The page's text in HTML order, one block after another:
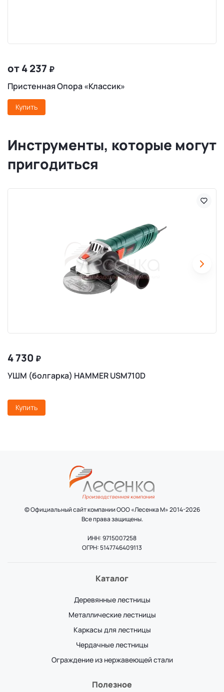
от 4 237 ₽
Пристенная Опора «Классик»
Купить
Инструменты, которые могут
пригодиться
4 730 ₽
УШМ (болгарка) HAMMER USM710D
Купить
© Официальный сайт компании ООО «Лесенка М» 2014-2026
Все права защищены.
ИНН: 9715007258
ОГРН: 5147746409113
Каталог
Деревянные лестницы
Металлические лестницы
Каркасы для лестницы
Чердачные лестницы
Ограждение из нержавеющей стали
Полезное